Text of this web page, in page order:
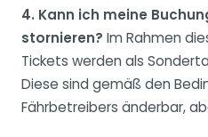
4. Kann ich meine
stornieren? Im Rahmen
Tickets werden als
Diese sind gemäß den
Fährbetreibers änderbar,